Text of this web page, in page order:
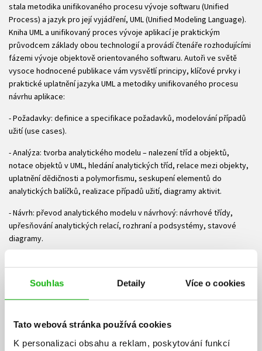
Souhlas Detaily Více o cookies
Tato webová stránka používá cookies
K personalizaci obsahu a reklam, poskytování funkcí
stala metodika unifikovaného procesu vývoje softwaru (Unified
Process) a jazyk pro její vyjádření, UML (Unified Modeling Language).
Kniha UML a unifikovaný proces vývoje aplikací je praktickým
průvodcem základy obou technologií a provádí čtenáře rozhodujícími
fázemi vývoje objektově orientovaného softwaru. Autoři ve světě
vysoce hodnocené publikace vám vysvětlí principy, klíčové prvky i
praktické uplatnění jazyka UML a metodiky unifikovaného procesu
návrhu aplikace:
- Požadavky: definice a specifikace požadavků, modelování případů
užití (use cases).
- Analýza: tvorba analytického modelu – nalezení tříd a objektů,
notace objektů v UML, hledání analytických tříd, relace mezi objekty,
uplatnění dědičnosti a polymorfismu, seskupení elementů do
analytických balíčků, realizace případů užití, diagramy aktivit.
- Návrh: převod analytického modelu v návrhový: návrhové třídy,
upřesňování analytických relací, rozhraní a podsystémy, stavové
diagramy.
použity dokonce i pro navigaci průchodu jednotlivými kapitolami,
takže by se měly čtenáři dostat nesmazatelně pod kůži. Kniha také
není omezena – jak tomu často v přednáškách a prezentacích bývá –